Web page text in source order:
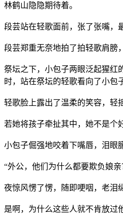
林鹤山隐隐期待着。
段芸站在轻歌面前，张了张嘴，
段芸郑重无奈地拍了拍轻歌肩膀
祭坛之下，小包子两眼泛起猩红
时，站在祭坛的轻歌看向了小包
轻歌脸上露出了温柔的笑容，轻
若她将孩子牵扯其中，她不是个
小包子倔强地咬着下嘴唇，泪眼
“外公，他们为什么都要欺负娘亲
夜惊风愣了愣，随即哽咽，老泪
是啊，为什么这些人就不肯放过